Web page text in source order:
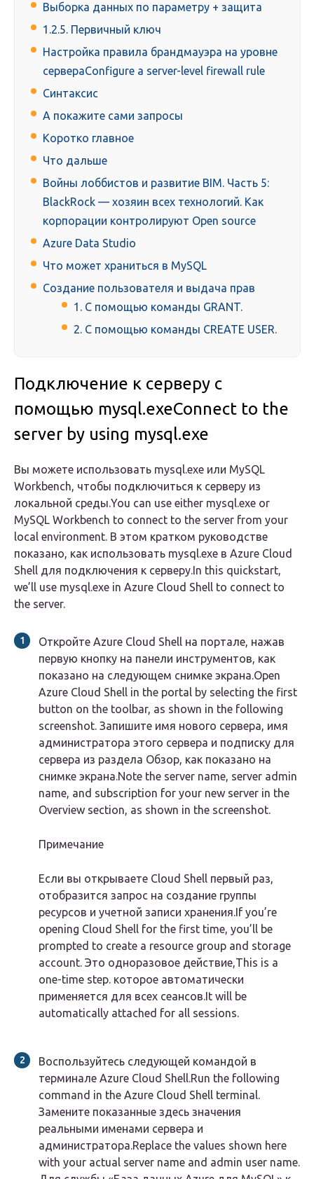
Выборка данных по параметру + защита
1.2.5. Первичный ключ
Настройка правила брандмауэра на уровне
сервераConfigure a server-level firewall rule
Синтаксис
А покажите сами запросы
Коротко главное
Что дальше
Войны лоббистов и развитие BIM. Часть 5:
BlackRock — хозяин всех технологий. Как
корпорации контролируют Open source
Azure Data Studio
Что может храниться в MySQL
Создание пользователя и выдача прав
1. С помощью команды GRANT.
2. С помощью команды CREATE USER.
Подключение к серверу с
помощью mysql.exeConnect to the
server by using mysql.exe
Вы можете использовать mysql.exe или MySQL
Workbench, чтобы подключиться к серверу из
локальной среды.You can use either mysql.exe or
MySQL Workbench to connect to the server from your
local environment. В этом кратком руководстве
показано, как использовать mysql.exe в Azure Cloud
Shell для подключения к серверу.In this quickstart,
we’ll use mysql.exe in Azure Cloud Shell to connect to
the server.
Откройте Azure Cloud Shell на портале, нажав
первую кнопку на панели инструментов, как
показано на следующем снимке экрана.Open
Azure Cloud Shell in the portal by selecting the first
button on the toolbar, as shown in the following
screenshot. Запишите имя нового сервера, имя
администратора этого сервера и подписку для
сервера из раздела Обзор, как показано на
снимке экрана.Note the server name, server admin
name, and subscription for your new server in the
Overview section, as shown in the screenshot.
Примечание
Если вы открываете Cloud Shell первый раз,
отобразится запрос на создание группы
ресурсов и учетной записи хранения.If you’re
opening Cloud Shell for the first time, you’ll be
prompted to create a resource group and storage
account. Это одноразовое действие,This is a
one-time step. которое автоматически
применяется для всех сеансов.It will be
automatically attached for all sessions.
Воспользуйтесь следующей командой в
терминале Azure Cloud Shell.Run the following
command in the Azure Cloud Shell terminal.
Замените показанные здесь значения
реальными именами сервера и
администратора.Replace the values shown here
with your actual server name and admin user name.